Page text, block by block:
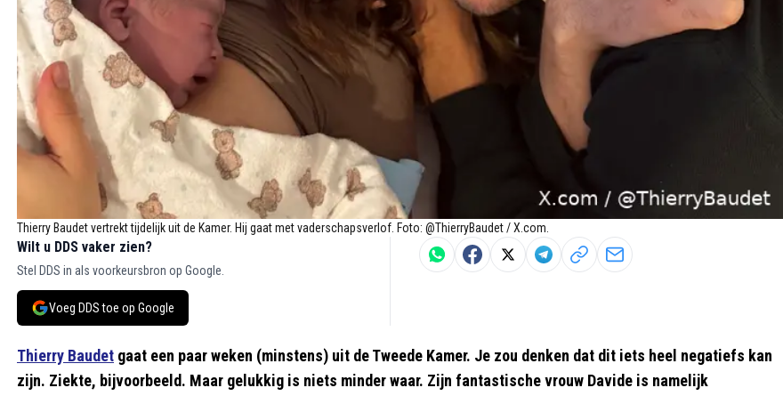
Thierry Baudet vertrekt tijdelijk uit de Kamer. Hij gaat met vaderschapsverlof. Foto: @ThierryBaudet / X.com.
Wilt u DDS vaker zien?
Stel DDS in als voorkeursbron op Google.
Voeg DDS toe op Google
Thierry Baudet gaat een paar weken (minstens) uit de Tweede Kamer. Je zou denken dat dit iets heel negatiefs kan
zijn. Ziekte, bijvoorbeeld. Maar gelukkig is niets minder waar. Zijn fantastische vrouw Davide is namelijk